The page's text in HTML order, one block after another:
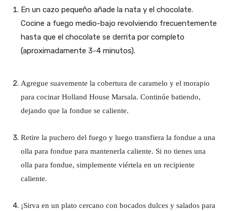
En un cazo pequeño añade la nata y el chocolate.
Cocine a fuego medio-bajo revolviendo frecuentemente
hasta que el chocolate se derrita por completo
(aproximadamente 3-4 minutos).
Agregue suavemente la cobertura de caramelo y el morapio
para cocinar Holland House Marsala. Continúe batiendo,
dejando que la fondue se caliente.
Retire la puchero del fuego y luego transfiera la fondue a una
olla para fondue para mantenerla caliente. Si no tienes una
olla para fondue, simplemente viértela en un recipiente
caliente.
¡Sirva en un plato cercano con bocados dulces y salados para